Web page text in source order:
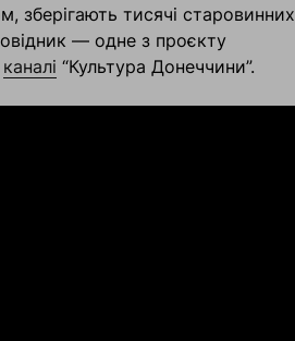
зберігають тисячі старовинних
— одне з проєкту
каналі “Культура Донеччини”.